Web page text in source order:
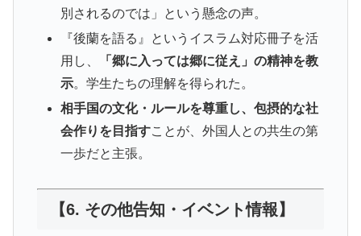
別されるのでは」という懸念の声。
『後蘭を語る』というイスラム対応冊子を活
用し、
「郷に入っては郷に従え」の精神を教
示。学生たちの理解を得られた。
相手国の文化・ルールを尊重し、包摂的な社
会作りを目指すことが、外国人との共生の第
一歩だと主張。
【6. その他告知・イベント情報】